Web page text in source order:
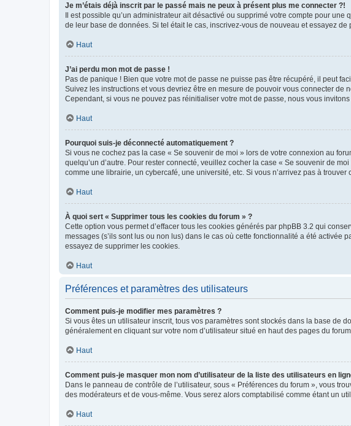
Je m’étais déjà inscrit par le passé mais ne peux à présent plus me connecter ?!
Il est possible qu’un administrateur ait désactivé ou supprimé votre compte pour
de leur base de données. Si tel était le cas, inscrivez-vous de nouveau et essayez
Haut
J’ai perdu mon mot de passe !
Pas de panique ! Bien que votre mot de passe ne puisse pas être récupéré, il peut
Suivez les instructions et vous devriez être en mesure de pouvoir vous connecter de
Cependant, si vous ne pouvez pas réinitialiser votre mot de passe, nous vous
Haut
Pourquoi suis-je déconnecté automatiquement ?
Si vous ne cochez pas la case « Se souvenir de moi » lors de votre connexion au
quelqu’un d’autre. Pour rester connecté, veuillez cocher la case « Se souvenir de
comme une librairie, un cybercafé, une université, etc. Si vous n’arrivez pas à
Haut
À quoi sert « Supprimer tous les cookies du forum » ?
Cette option vous permet d’effacer tous les cookies générés par phpBB 3.2 qui
messages (s’ils sont lus ou non lus) dans le cas où cette fonctionnalité a été
essayez de supprimer les cookies.
Haut
Préférences et paramètres des utilisateurs
Comment puis-je modifier mes paramètres ?
Si vous êtes un utilisateur inscrit, tous vos paramètres sont stockés dans la base de
généralement en cliquant sur votre nom d’utilisateur situé en haut des pages du
Haut
Comment puis-je masquer mon nom d’utilisateur de la liste des utilisateurs en
Dans le panneau de contrôle de l’utilisateur, sous « Préférences du forum », vous
des modérateurs et de vous-même. Vous serez alors comptabilisé comme étant un
Haut